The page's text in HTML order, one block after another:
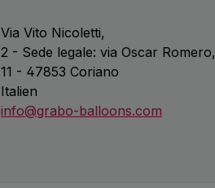
Via Vito Nicoletti,
2 - Sede legale: via Oscar Romero,
11 - 47853 Coriano
Italien
info@grabo-balloons.com